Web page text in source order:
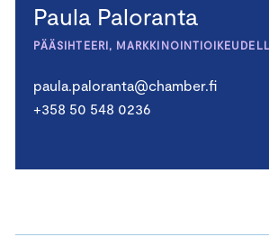
Paula Paloranta
PÄÄSIHTEERI,
paula.paloranta@chamber.fi
+358 50 548 0236